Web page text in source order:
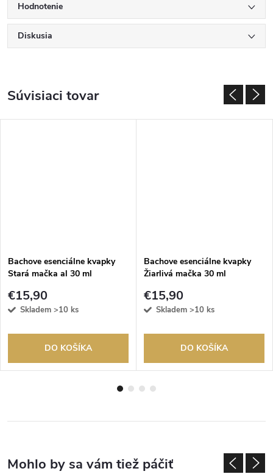
Hodnotenie
Diskusia
Súvisiaci tovar
Bachove esenciálne kvapky
Stará mačka al 30 ml
€15,90
Skladem >10 ks
DO KOŠÍKA
Bachove esenciálne kvapky
Žiarlivá mačka 30 ml
€15,90
Skladem >10 ks
DO KOŠÍKA